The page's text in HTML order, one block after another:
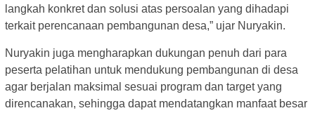
langkah konkret dan solusi atas persoalan yang dihadapi
terkait perencanaan pembangunan desa,” ujar Nuryakin.
Nuryakin juga mengharapkan dukungan penuh dari para
peserta pelatihan untuk mendukung pembangunan di desa
agar berjalan maksimal sesuai program dan target yang
direncanakan, sehingga dapat mendatangkan manfaat besar